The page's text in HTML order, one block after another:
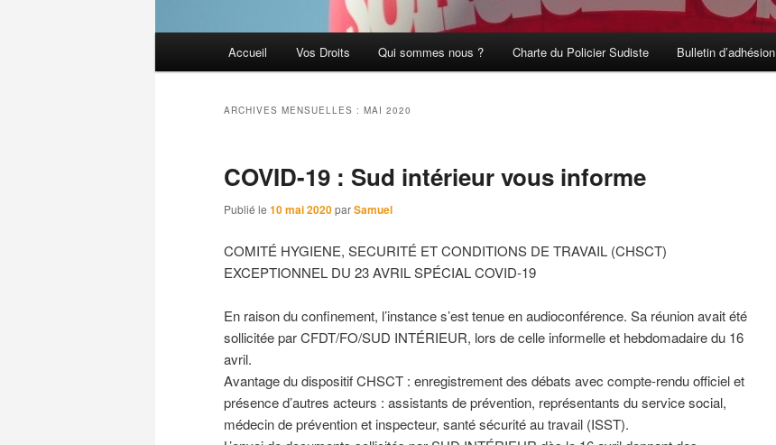
Accueil Vos Droits Qui sommes nous ? Charte du Policier Sudiste Bulletin d’adhésion
ARCHIVES MENSUELLES : MAI 2020
COVID-19 : Sud intérieur vous informe
Publié le 10 mai 2020parSamuel
COMITÉ HYGIENE, SECURITÉ ET CONDITIONS DE TRAVAIL (CHSCT)
EXCEPTIONNEL DU 23 AVRIL SPÉCIAL COVID-19
En raison du confinement, l’instance s’est tenue en audioconférence. Sa réunion avait été
sollicitée par CFDT/FO/SUD INTÉRIEUR, lors de celle informelle et hebdomadaire du 16
avril.
Avantage du dispositif CHSCT : enregistrement des débats avec compte-rendu officiel et
présence d’autres acteurs : assistants de prévention, représentants du service social,
médecin de prévention et inspecteur, santé sécurité au travail (ISST).